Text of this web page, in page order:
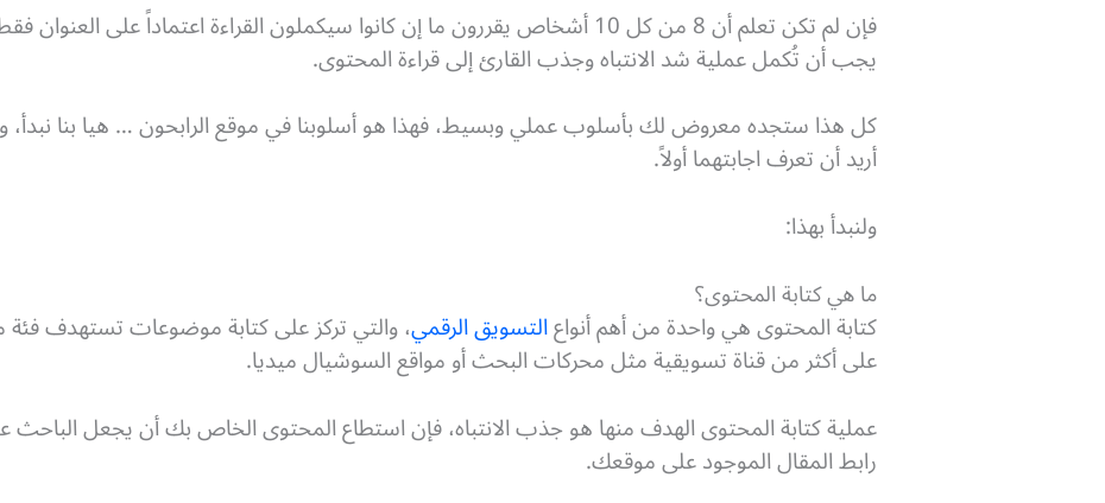
فإن لم تكن تعلم أن 8 من كل 10 أشخاص يقررون ما إن كانوا سيكملون القراءة اعتماداً على
يجب أن تُكمل عملية شد الانتباه وجذب القارئ إلى قراءة المحتوى.
كل هذا ستجده معروض لك بأسلوب عملي وبسيط، فهذا هو أسلوبنا في موقع الرابحون … هيا بنا
أريد أن تعرف اجابتهما أولاً.
ولنبدأ بهذا:
ما هي كتابة المحتوى؟
كتابة المحتوى هي واحدة من أهم أنواعالتسويق الرقمي، والتي تركز على كتابة موضوعات تستهدف فئة
على أكثر من قناة تسويقية مثل محركات البحث أو مواقع السوشيال ميديا.
عملية كتابة المحتوى الهدف منها هو جذب الانتباه، فإن استطاع المحتوى الخاص بك أن يجعل الباحث
رابط المقال الموجود على موقعك.